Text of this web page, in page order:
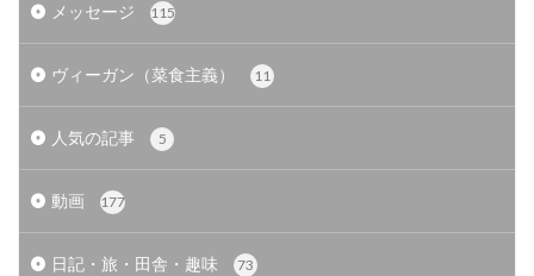
メッセージ 115
ヴィーガン（菜食主義） 11
人気の記事 5
動画 177
日記・旅・田舎・趣味 73